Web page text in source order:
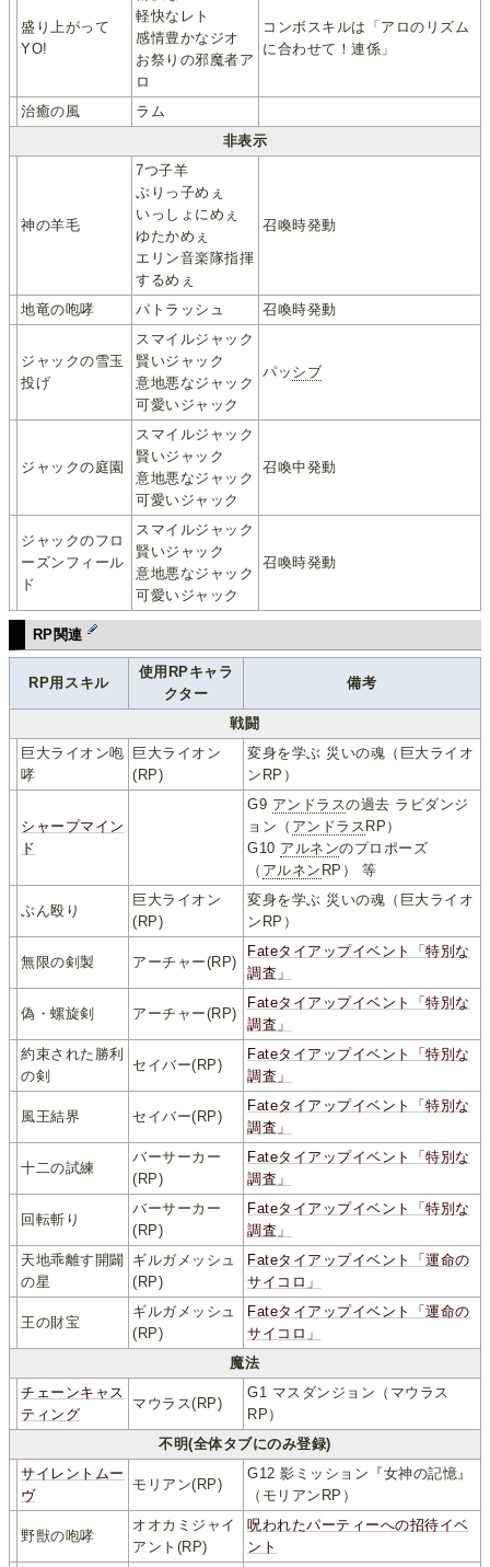
盛り上がって
YO!
軽快なレト
感情豊かなジオ
お祭りの邪魔者ア
ロ
コンボスキルは「アロのリズム
に合わせて！連係」
治癒の風
ラム
非表示
神の羊毛
7つ子羊
ぶりっ子めぇ
いっしょにめぇ
ゆたかめぇ
エリン音楽隊指揮
するめぇ
召喚時発動
地竜の咆哮 パトラッシュ 召喚時発動
ジャックの雪玉
投げ
スマイルジャック
賢いジャック
意地悪なジャック
可愛いジャック
パッ シブ
ジャックの庭園
スマイルジャック
賢いジャック
意地悪なジャック
可愛いジャック
召喚中発動
ジャックのフロ
ーズンフィール
ド
スマイルジャック
賢いジャック
意地悪なジャック
可愛いジャック
召喚時発動
RP関連
RP用スキル
使用RPキャラ
クター
備考
戦闘
巨大ライオン咆
哮
巨大ライオン
(RP)
変身を学ぶ 災いの魂（巨大ライオ
ンRP）
シャープマイン
ド
G9 アンドラスの過去 ラビダンジ
ョン（ アンドラス RP）
G10 アルネンのプロポーズ
（ アルネン RP） 等
ぶん殴り
巨大ライオン
(RP)
変身を学ぶ 災いの魂（巨大ライオ
ンRP）
無限の剣製 アーチャー(RP)
Fateタイアップイベント「特別な
調査」
偽・螺旋剣 アーチャー(RP)
Fateタイアップイベント「特別な
調査」
約束された勝利
の剣
セイバー(RP)
Fateタイアップイベント「特別な
調査」
風王結界 セイバー(RP)
Fateタイアップイベント「特別な
調査」
十二の試練
バーサーカー
(RP)
Fateタイアップイベント「特別な
調査」
回転斬り
バーサーカー
(RP)
Fateタイアップイベント「特別な
調査」
天地乖離す開闢
の星
ギルガメッシュ
(RP)
Fateタイアップイベント「運命の
サイコロ」
王の財宝
ギルガメッシュ
(RP)
Fateタイアップイベント「運命の
サイコロ」
魔法
チェーンキャス
ティング
マウラス(RP)
G1 マスダンジョン（マウラス
RP）
不明(全体タブにのみ登録)
サイレントムー
ヴ
モリアン(RP)
G12 影ミッション『女神の記憶』
（モリアンRP）
野獣の咆哮
オオカミジャイ
アント(RP)
呪われたパーティーへの招待イベ
ント